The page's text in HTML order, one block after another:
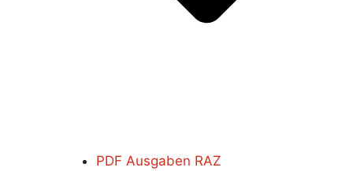
PDF Ausgaben RAZ